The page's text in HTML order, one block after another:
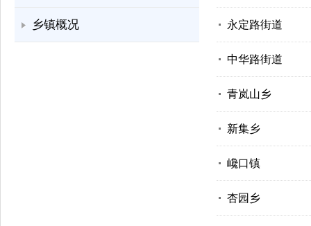
乡镇概况 永定路街道
中华路街道
青岚山乡
新集乡
巉口镇
杏园乡